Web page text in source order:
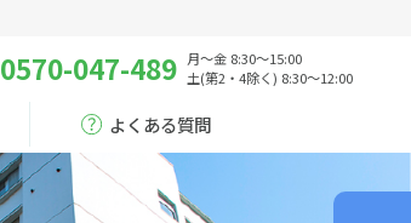
0570-047-489 月～金 8:30～15:00
土(第2・4除く) 8:30～12:00
よくある質問